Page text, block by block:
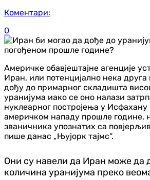
Коментари:
0
Америчке обавјештајне агенције
Иран, или потенцијално нека друга
дођу до примарног складишта
уранијума иако се оно налази
нуклеарног постројења у Исфахану
америчком нападу прошле године,
званичника упознатих са
пише данас „Њујорк тајмс“.
Они су навели да Иран може да
количина уранијума преко